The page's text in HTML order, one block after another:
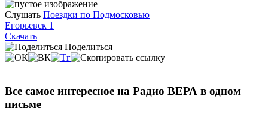
Слушать Поездки по Подмосковью
Егорьевск 1
Скачать
Поделиться
Все самое интересное на Радио ВЕРА в одном
письме